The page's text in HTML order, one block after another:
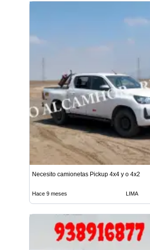
Necesito camionetas Pickup 4x4 y o 4x2
Hace 9 meses LIMA